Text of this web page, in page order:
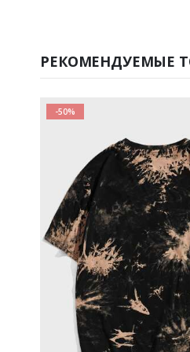
РЕКОМЕНДУЕМЫЕ
-50%